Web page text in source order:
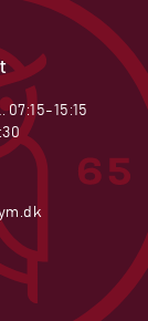
15:15